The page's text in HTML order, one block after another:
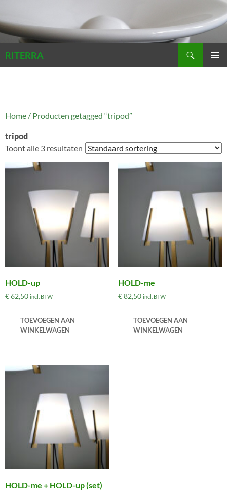
RITERRA
Home / Producten getagged “tripod”
tripod
Toont alle 3 resultaten
HOLD-up
€62,50 incl. BTW
TOEVOEGEN AAN
WINKELWAGEN
HOLD-me
€82,50 incl. BTW
TOEVOEGEN AAN
WINKELWAGEN
HOLD-me + HOLD-up (set)